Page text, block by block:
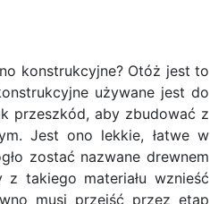
konstrukcyjne? Otóż jest to
używane jest do
przeszkód, aby zbudować z
Jest ono lekkie, łatwe w
zostać nazwane drewnem
takiego materiału wznieść
musi przejść przez etap